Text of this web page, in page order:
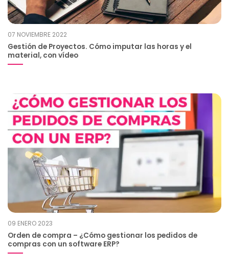
07 NOVIEMBRE 2022
Gestión de Proyectos. Cómo imputar las horas y el
material, con vídeo
09 ENERO 2023
Orden de compra – ¿Cómo gestionar los pedidos de
compras con un software ERP?